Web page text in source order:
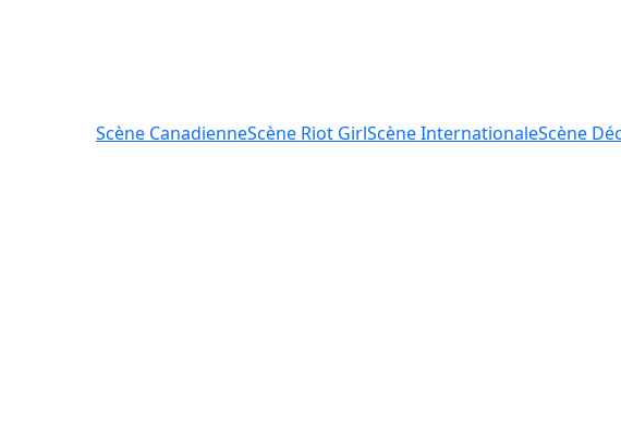
Scène CanadienneScène Riot GirlScèneInternationaleScène